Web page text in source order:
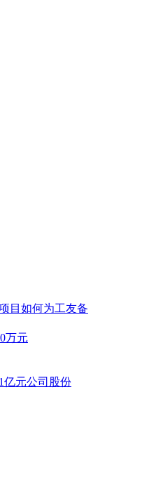
目如何为工友备
万元
亿元公司股份